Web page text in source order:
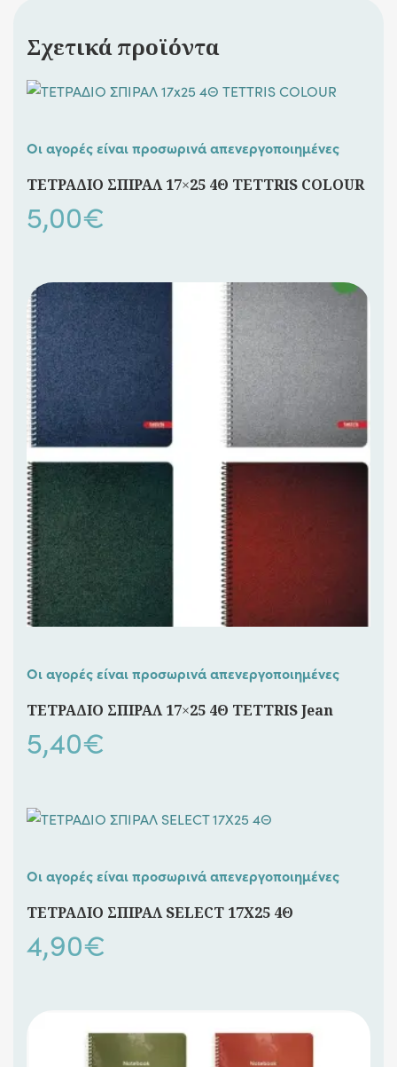
Σχετικά προϊόντα
Οι αγορές είναι προσωρινά απενεργοποιημένες
ΤΕΤΡΑΔΙΟ ΣΠΙΡΑΛ 17×25 4Θ TETTRIS COLOUR
5,00€
Οι αγορές είναι προσωρινά απενεργοποιημένες
ΤΕΤΡΑΔΙΟ ΣΠΙΡΑΛ 17×25 4Θ TETTRIS Jean
5,40€
Οι αγορές είναι προσωρινά απενεργοποιημένες
ΤΕΤΡΑΔΙΟ ΣΠΙΡΑΛ SELECT 17X25 4Θ
4,90€